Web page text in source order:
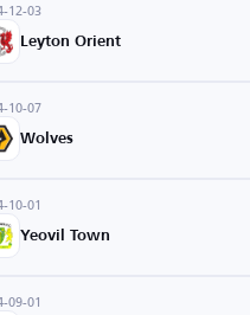
12-03
Leyton Orient
10-07
Wolves
10-01
Yeovil Town
09-01